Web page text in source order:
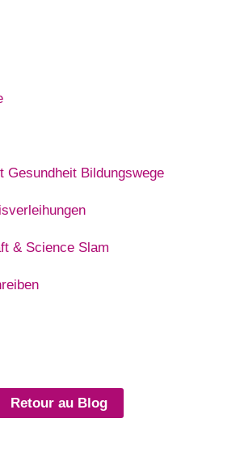
Gesundheit Bildungswege
& Science Slam
Retour au Blog